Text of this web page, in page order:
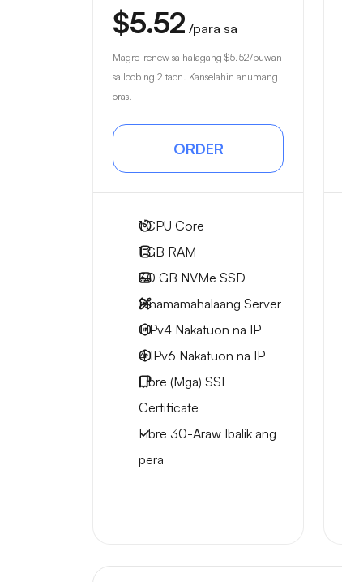
$5.52 /para sa
Magre-renew sa halagang $5.52/buwan
sa loob ng 2 taon. Kanselahin anumang
oras.
ORDER
1CPU Core
1 GB RAM
30 GB NVMe SSD
Pinamamahalaang Server
1 IPv4 Nakatuon na IP
4 IPv6 Nakatuon na IP
Libre (Mga) SSL
Certificate
Libre 30-Araw Ibalik ang
pera